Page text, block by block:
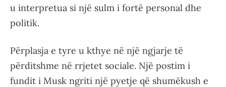
u interpretua si një sulm i fortë personal dhe
politik.
Përplasja e tyre u kthye në një ngjarje të
përditshme në rrjetet sociale. Një postim i
fundit i Musk ngriti një pyetje që shumëkush e